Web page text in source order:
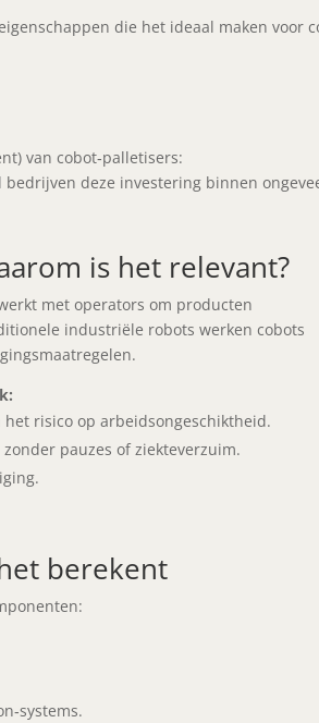
die het ideaal maken voor
van cobot‑palletisers:
deze investering binnen
is het relevant?
met operators om producten
industriële robots werken cobots
risico op arbeidsongeschiktheid.
pauzes of ziekteverzuim.
berekent